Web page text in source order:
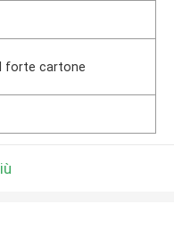
forte cartone